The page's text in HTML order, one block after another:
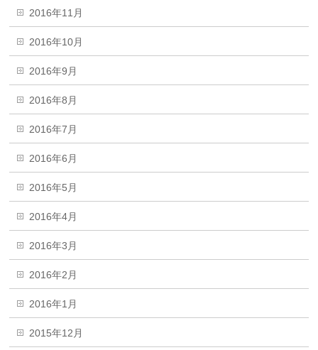
2016年11月
2016年10月
2016年9月
2016年8月
2016年7月
2016年6月
2016年5月
2016年4月
2016年3月
2016年2月
2016年1月
2015年12月